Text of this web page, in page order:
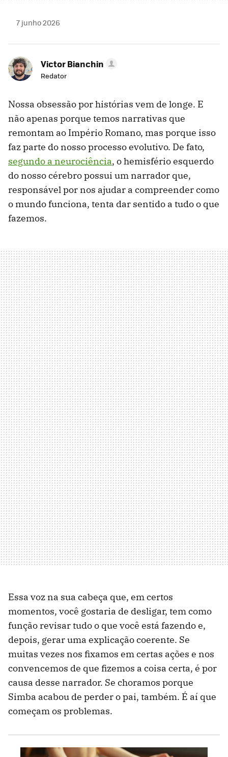
7 junho 2026
Victor Bianchin
Redator
Nossa obsessão por histórias vem de longe. E
não apenas porque temos narrativas que
remontam ao Império Romano, mas porque isso
faz parte do nosso processo evolutivo. De fato,
segundo a neurociência, o hemisfério esquerdo
do nosso cérebro possui um narrador que,
responsável por nos ajudar a compreender como
o mundo funciona, tenta dar sentido a tudo o que
fazemos.
Essa voz na sua cabeça que, em certos
momentos, você gostaria de desligar, tem como
função revisar tudo o que você está fazendo e,
depois, gerar uma explicação coerente. Se
muitas vezes nos fixamos em certas ações e nos
convencemos de que fizemos a coisa certa, é por
causa desse narrador. Se choramos porque
Simba acabou de perder o pai, também. É aí que
começam os problemas.